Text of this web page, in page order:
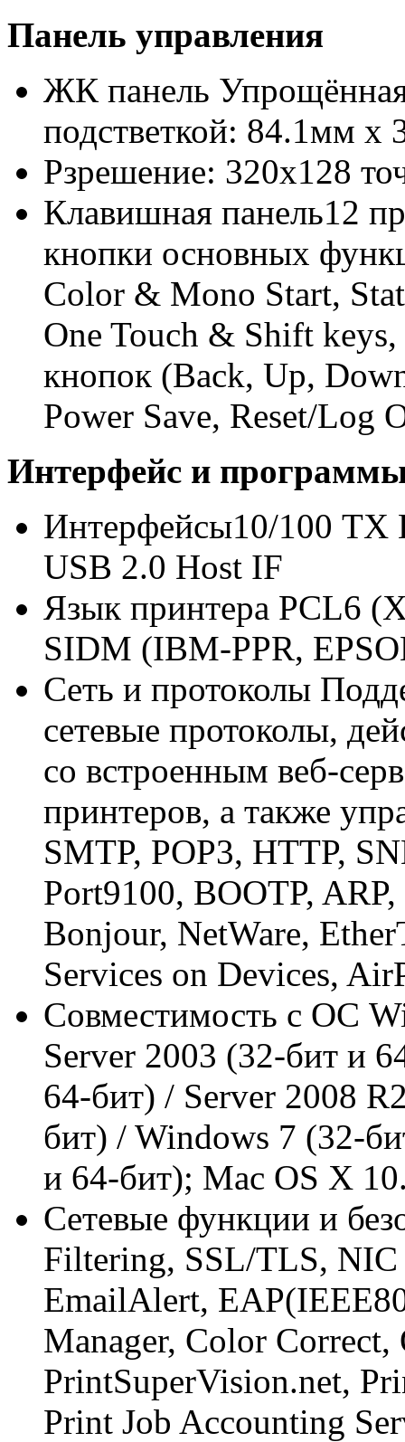
Панель управления
ЖК панель Упрощённая
подстветкой: 84.1мм x
Рзрешение: 320x128
Клавишная панель12
кнопки основных
Color & Mono Start,
One Touch & Shift
кнопок (Back, Up,
Power Save, Reset/Log
Интерфейс и
Интерфейсы10/100 TX
USB 2.0 Host IF
Язык принтера PCL6
SIDM (IBM-PPR,
Сеть и протоколы
сетевые протоколы,
со встроенным веб-
принтеров, а также
SMTP, POP3, HTTP,
Port9100, BOOTP,
Bonjour, NetWare,
Services on Devices,
Совместимость с ОС
Server 2003 (32-бит и
64-бит) / Server 2008
бит) / Windows 7 (32-
и 64-бит); Mac OS X
Сетевые функции и
Filtering, SSL/TLS,
EmailAlert,
Manager, Color
PrintSuperVision.net,
Print Job Accounting